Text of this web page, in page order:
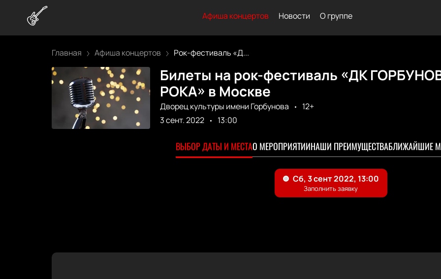
Афиша концертов Новости О группе
Главная Афиша концертов Рок-фестиваль «Д...
Билеты на рок-фестиваль «ДК
РОКА» в Москве
Дворец культуры имени Горбунова
12+
3 сент. 2022
13:00
ВЫБОР ДАТЫ И МЕСТАО МЕРОПРИЯТИИНАШИ ПРЕИМУЩЕСТВАБЛИЖАЙШИЕ